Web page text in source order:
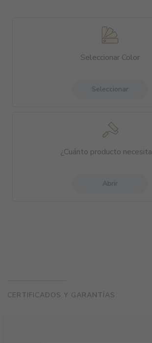
Seleccionar Color
Seleccionar
¿Cuánto producto
Abrir
CERTIFICADOS Y GARANTÍAS